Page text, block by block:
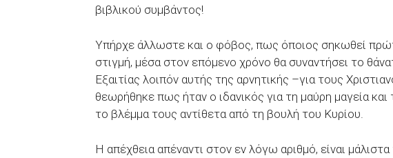
βιβλικού συμβάντος!
Υπήρχε άλλωστε και ο φόβος, πως όποιος σηκωθεί
στιγμή, μέσα στον επόμενο χρόνο θα συναντήσει το
Εξαιτίας λοιπόν αυτής της αρνητικής –για τους
θεωρήθηκε πως ήταν ο ιδανικός για τη μαύρη μαγεία
το βλέμμα τους αντίθετα από τη βουλή του Κυρίου.
Η απέχθεια απέναντι στον εν λόγω αριθμό, είναι